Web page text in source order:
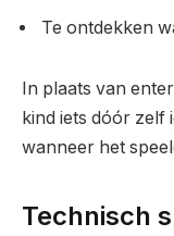
Te ontdekken
In plaats van
kind iets dóór zelf
wanneer het
Technisch